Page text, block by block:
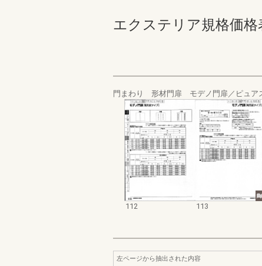
エクステリア規格価格
門まわり 形材門扉 モデノ門扉／ピュア
112 113
左ページから抽出された内容